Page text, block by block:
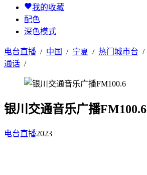
我的收藏
配色
深色模式
电台直播 / 中国 / 宁夏 / 热门城市台 /
通话 /
银川交通音乐广播FM100.6
电台直播2023